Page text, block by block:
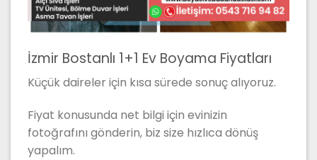
İzmir Bostanlı 1+1 Ev Boyama Fiyatları
Küçük daireler için kısa sürede sonuç alıyoruz.
Fiyat konusunda net bilgi için evinizin
fotoğrafını gönderin, biz size hızlıca dönüş
yapalım.